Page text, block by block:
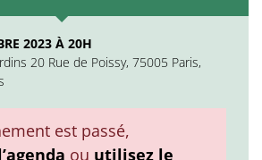
2023 À 20H
20 Rue de Poissy, 75005 Paris,
est passé,
ou utilisez le